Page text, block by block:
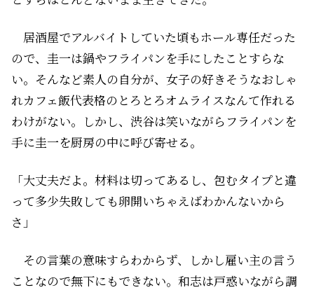
居酒屋でアルバイトしていた頃もホール専任だった
ので、圭一は鍋やフライパンを手にしたことすらな
い。そんなど素人の自分が、女子の好きそうなおしゃ
れカフェ飯代表格のとろとろオムライスなんて作れる
わけがない。しかし、渋谷は笑いながらフライパンを
手に圭一を厨房の中に呼び寄せる。
「大丈夫だよ。材料は切ってあるし、包むタイプと違
って多少失敗しても卵開いちゃえばわかんないから
さ」
その言葉の意味すらわからず、しかし雇い主の言う
ことなので無下にもできない。和志は戸惑いながら調